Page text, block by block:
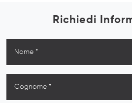
Richiedi